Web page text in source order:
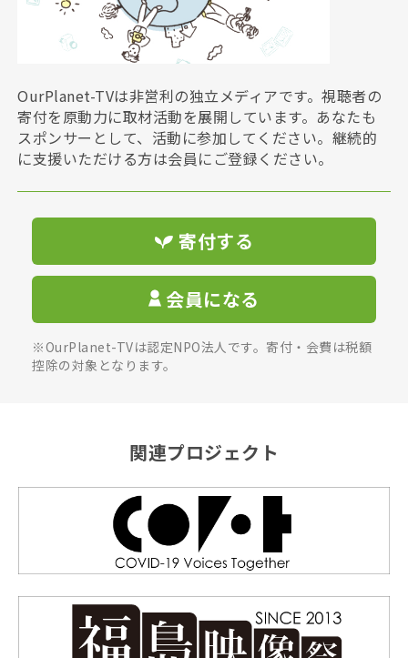
OurPlanet-TVは非営利の独立メディアです。視聴者の
寄付を原動力に取材活動を展開しています。あなたも
スポンサーとして、活動に参加してください。継続的
に支援いただける方は会員にご登録ください。
寄付する
会員になる
※OurPlanet-TVは認定NPO法人です。寄付・会費は税額
控除の対象となります。
関連プロジェクト